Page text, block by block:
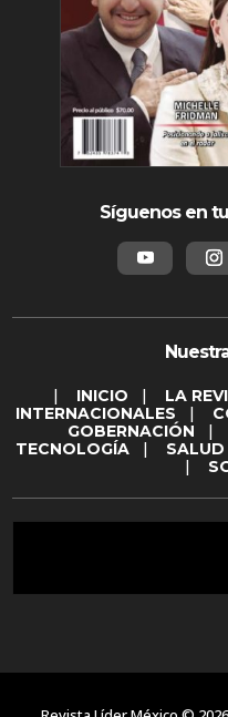
Síguenos en
| INICIO | LA
INTERNACIONALES |
GOBERNACIÓN |
TECNOLOGÍA | SALUD
|